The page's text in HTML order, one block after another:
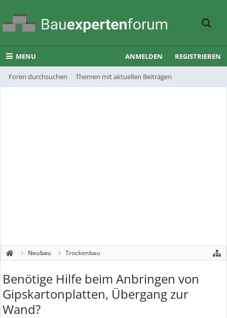
MENU
Foren durchsuchen Themen mit aktuellen Beiträgen
ANMELDEN REGISTRIEREN
Neubau Trockenbau
Benötige Hilfe beim Anbringen von
Gipskartonplatten, Übergang zur
Wand?